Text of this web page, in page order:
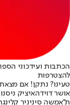
הכתבות ועידכוני
להצטרפות
טעינו? נתקן! אם
אושר דוידהאיציק
ת''אמשה סיניניר